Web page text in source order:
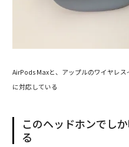
AirPods Maxと、アップルのワイヤレ
に対応している
このヘッドホンでし
る